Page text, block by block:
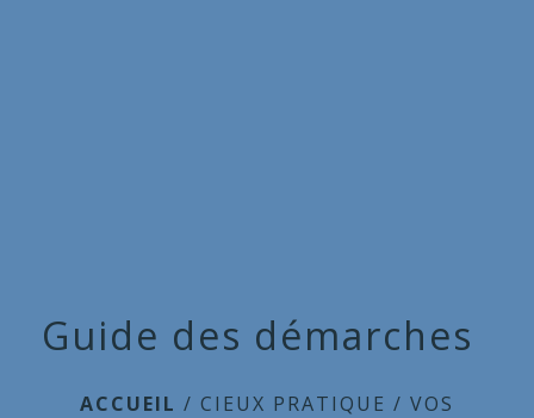
Guide des démarches
ACCUEIL / CIEUX PRATIQUE / VOS